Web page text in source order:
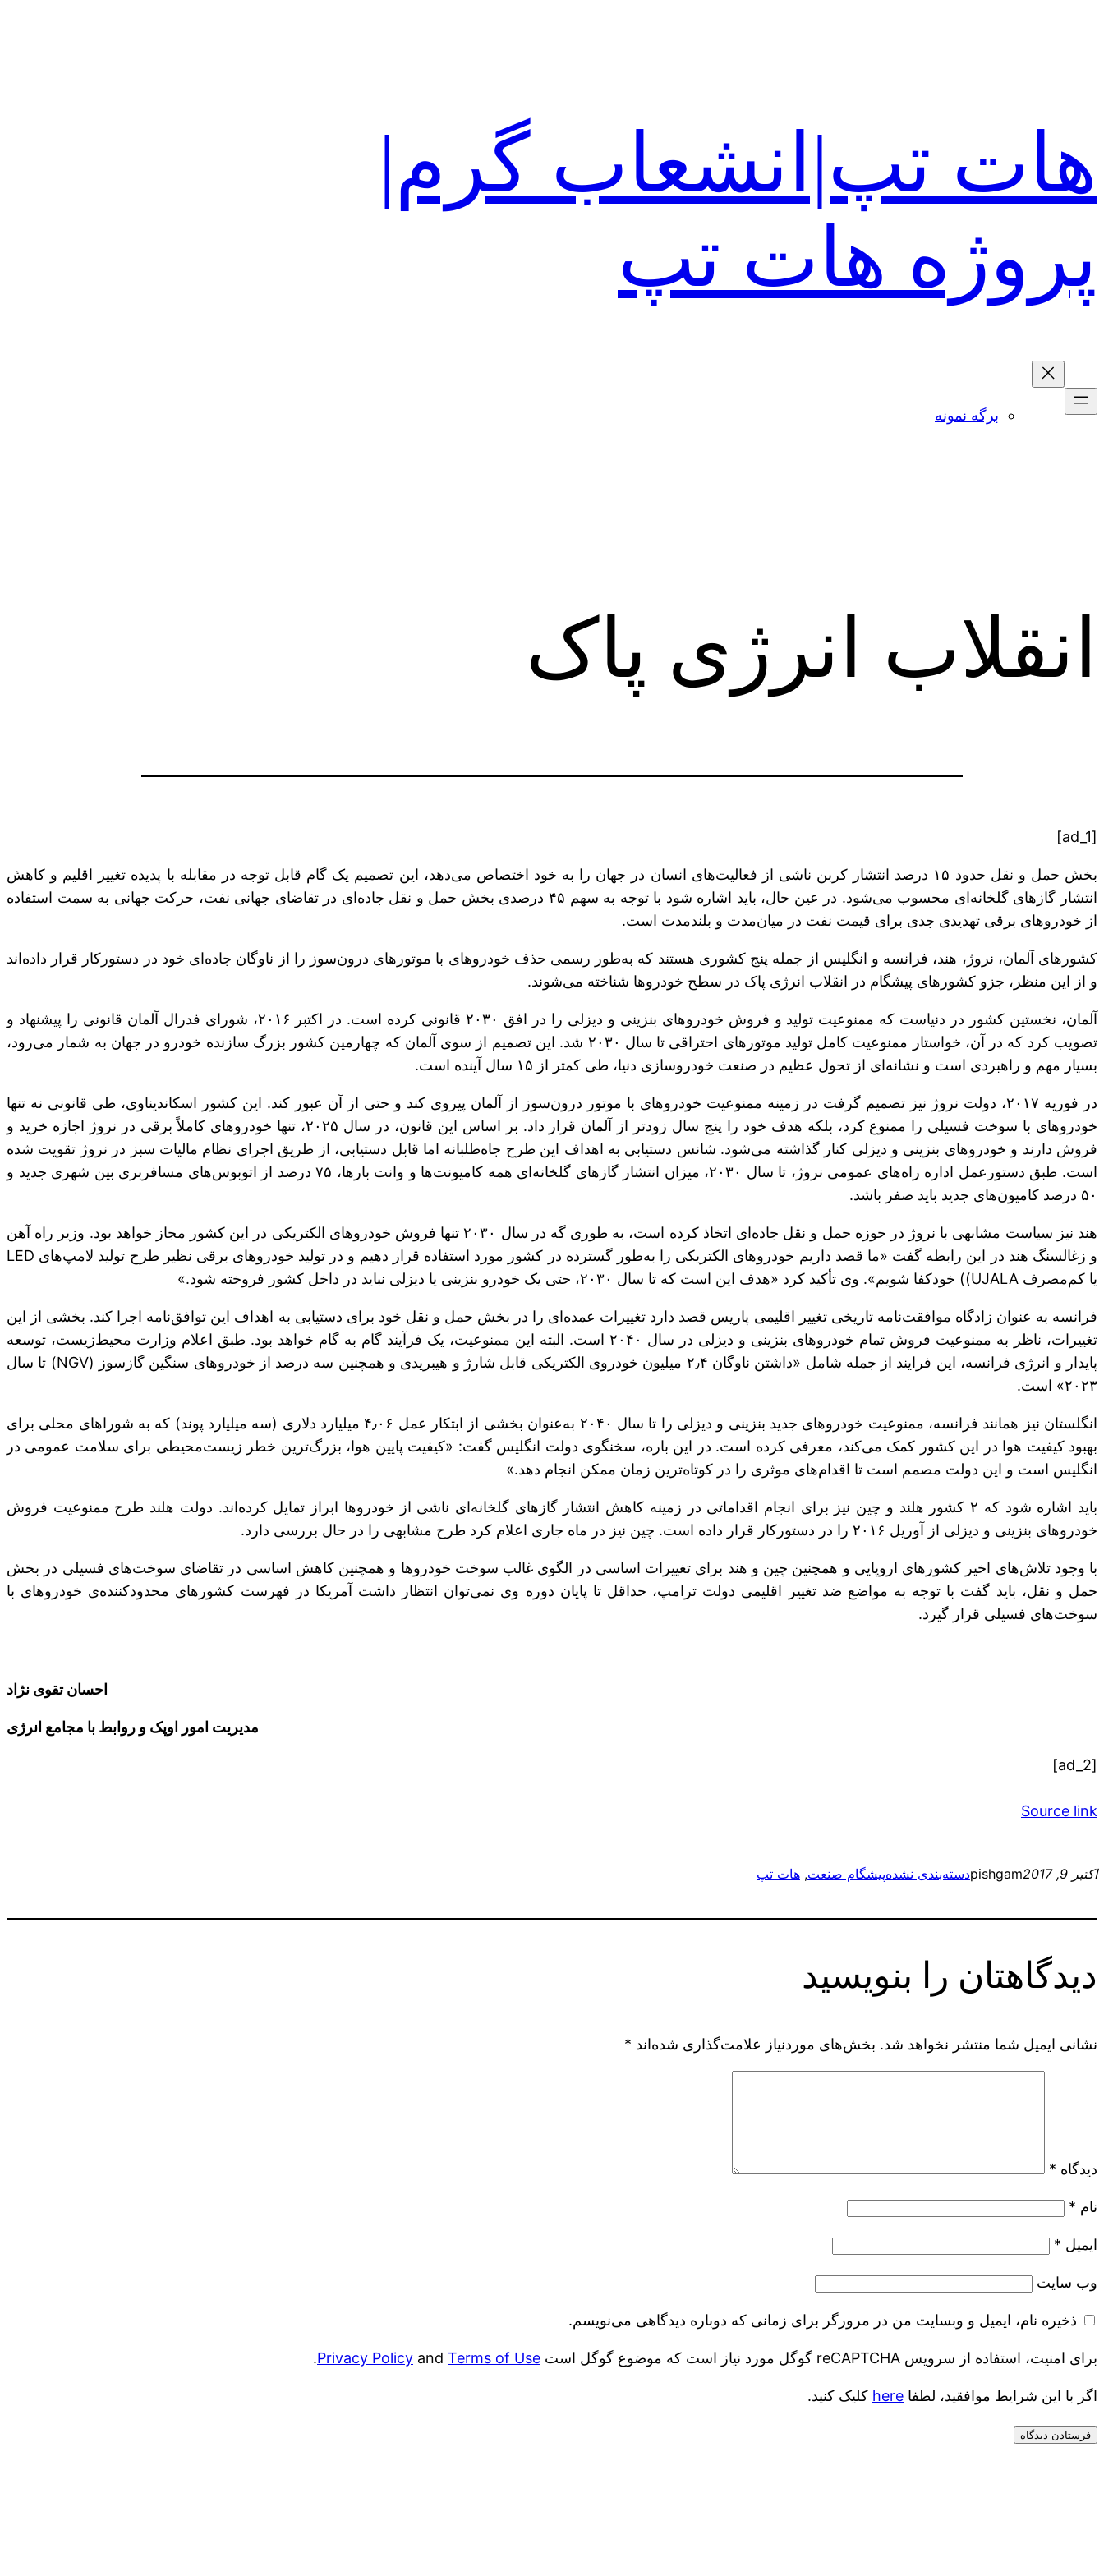
هات تپ|انشعاب گرم|
پروژه هات تپ
برگه نمونه
انقلاب انرژی پاک
[ad_1]
بخش حمل و نقل حدود ۱۵ درصد انتشار کربن ناشی از فعالیت‌های انسان در جهان را به خود اختصاص می‌دهد، این تصمیم یک گام قابل توجه در مقابله با پدیده‌ تغییر اقلیم و کاهش
انتشار گازهای گلخانه‌ای محسوب می‌شود. در عین حال، باید اشاره شود با توجه به سهم ۴۵ درصدی بخش حمل و نقل جاده‌ای در تقاضای جهانی نفت، حرکت جهانی به سمت استفاده
از خودروهای برقی تهدیدی جدی برای قیمت نفت در میان‌مدت و بلندمدت است.
کشورهای آلمان، نروژ، هند، فرانسه و انگلیس از جمله پنج کشوری هستند که به‌طور رسمی حذف خودروهای با موتورهای درون‌سوز را از ناوگان جاده‌ای خود در دستورکار قرار داده‌اند
و از این منظر، جزو کشورهای پیشگام در انقلاب انرژی پاک در سطح خودروها شناخته می‌شوند.
آلمان، نخستین کشور در دنیاست که ممنوعیت تولید و فروش خودروهای بنزینی و دیزلی را در افق ۲۰۳۰ قانونی کرده است. در اکتبر ۲۰۱۶، شورای فدرال آلمان قانونی را پیشنهاد و
تصویب کرد که در آن، خواستار ممنوعیت کامل تولید موتورهای احتراقی تا سال ۲۰۳۰ شد. این تصمیم از سوی آلمان که چهارمین کشور بزرگ سازنده خودرو در جهان به شمار می‌رود،
بسیار مهم و راهبردی است و نشانه‌ای از تحول عظیم در صنعت خودروسازی دنیا، طی کمتر از ۱۵ سال آینده است.
در فوریه ۲۰۱۷، دولت نروژ نیز تصمیم گرفت در زمینه‌ ممنوعیت خودروهای با موتور درون‌سوز از آلمان پیروی کند و حتی از آن عبور کند. این کشور اسکاندیناوی، طی قانونی نه تنها
خودروهای با سوخت فسیلی را ممنوع کرد، بلکه هدف خود را پنج سال زودتر از آلمان قرار داد. بر اساس این قانون، در سال ۲۰۲۵، تنها خودروهای کاملاً برقی در نروژ اجازه خرید و
فروش دارند و خودروهای بنزینی و دیزلی کنار گذاشته می‌شود. شانس دستیابی به اهداف این طرح جاه‌طلبانه‌ اما قابل دستیابی، از طریق اجرای نظام مالیات سبز در نروژ تقویت شده
است. طبق دستورعمل اداره راه‌های عمومی نروژ، تا سال ۲۰۳۰، میزان انتشار گازهای گلخانه‌ای همه کامیونت‌ها و وانت بارها، ۷۵ درصد از اتوبوس‌های مسافربری بین شهری جدید و
۵۰ درصد کامیون‌های جدید باید صفر باشد.
هند نیز سیاست مشابهی با نروژ در حوزه حمل و نقل جاده‌ای اتخاذ کرده است، به طوری گه در سال ۲۰۳۰ تنها فروش خودروهای الکتریکی در این کشور مجاز خواهد بود. وزیر راه آهن
و زغالسنگ هند در این رابطه گفت «ما قصد داریم خودروهای الکتریکی را به‌طور گسترده در کشور مورد استفاده قرار دهیم و در تولید خودروهای برقی نظیر طرح تولید لامپ‌های LED
یا کم‌مصرف UJALA)) خودکفا شویم». وی تأکید کرد «هدف این است که تا سال ۲۰۳۰، حتی یک خودرو بنزینی یا دیزلی نباید در داخل کشور فروخته شود.»
فرانسه به عنوان زادگاه موافقت‌نامه تاریخی تغییر اقلیمی پاریس قصد دارد تغییرات عمده‌ای را در بخش حمل و نقل خود برای دستیابی به اهداف این توافق‌نامه اجرا کند. بخشی از این
تغییرات، ناظر به ممنوعیت فروش تمام خودروهای بنزینی و دیزلی در سال ۲۰۴۰ است. البته این ممنوعیت، یک فرآیند گام به گام خواهد بود. طبق اعلام وزارت محیط‌زیست، توسعه
پایدار و انرژی فرانسه، این فرایند از جمله شامل «داشتن ناوگان ۲٫۴ میلیون خودروی الکتریکی قابل شارژ و هیبریدی و همچنین سه درصد از خودروهای سنگین گازسوز (
NGV) تا سال
۲۰۲۳» است.
انگلستان نیز همانند فرانسه، ممنوعیت خودروهای جدید بنزینی و دیزلی را تا سال ۲۰۴۰ به‌عنوان بخشی از ابتکار عمل ۴٫۰۶ میلیارد دلاری (سه میلیارد پوند) که به شوراهای محلی برای
بهبود کیفیت هوا در این کشور کمک می‌کند، معرفی کرده است. در این باره، سخنگوی دولت انگلیس گفت: «کیفیت پایین هوا، بزرگ‌ترین خطر زیست‌محیطی برای سلامت عمومی در
انگلیس است و این دولت مصمم است تا اقدام‌های موثری را در کوتاه‌ترین زمان ممکن انجام دهد.»
باید اشاره شود که ۲ کشور هلند و چین نیز برای انجام اقداماتی در زمینه کاهش انتشار گازهای گلخانه‌ای ناشی از خودروها ابراز تمایل کرده‌اند. دولت هلند طرح ممنوعیت فروش
خودروهای بنزینی و دیزلی از آوریل ۲۰۱۶ را در دستورکار قرار داده است. چین نیز در ماه جاری اعلام کرد طرح مشابهی را در حال بررسی دارد.
با وجود تلاش‌های اخیر کشورهای اروپایی و همچنین چین و هند برای تغییرات اساسی در الگوی غالب سوخت خودروها و همچنین کاهش اساسی در تقاضای سوخت‌های فسیلی در بخش
حمل و نقل، باید گفت با توجه به مواضع ضد تغییر اقلیمی دولت ترامپ، حداقل تا پایان دوره وی نمی‌توان انتظار داشت آمریکا در فهرست کشورهای محدودکننده‌ی خودروهای با
سوخت‌های فسیلی قرار گیرد.
احسان تقوی نژاد
مدیریت امور اوپک و روابط با مجامع انرژی
[ad_2]
Source link
اکتبر 9, 2017 pishgamدسته‌بندی نشدهپیشگام صنعت, هات تپ
دیدگاهتان را بنویسید
نشانی ایمیل شما منتشر نخواهد شد. بخش‌های موردنیاز علامت‌گذاری شده‌اند *
دیدگاه *
نام *
ایمیل *
وب‌ سایت
ذخیره نام، ایمیل و وبسایت من در مرورگر برای زمانی که دوباره دیدگاهی می‌نویسم.
برای امنیت، استفاده از سرویس reCAPTCHA گوگل مورد نیاز است که موضوع گوگل است Privacy Policy and Terms of Use
.
اگر با این شرایط موافقید، لطفا here کلیک کنید.